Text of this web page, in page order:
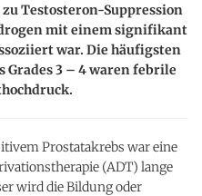
Testosteron-Suppression
mit einem signifikant
war. Die häufigsten
Grades 3 – 4 waren febrile
Prostatakrebs war eine
(ADT) lange
wird die Bildung oder